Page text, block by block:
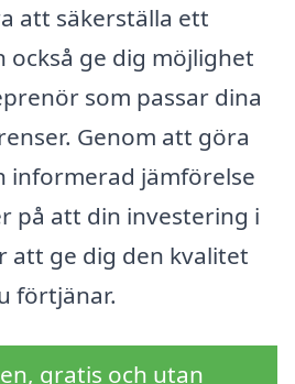
att säkerställa ett
ge dig möjlighet
som passar dina
Genom att göra
informerad jämförelse
på att din investering i
att ge dig den kvalitet
förtjänar.
gratis och utan